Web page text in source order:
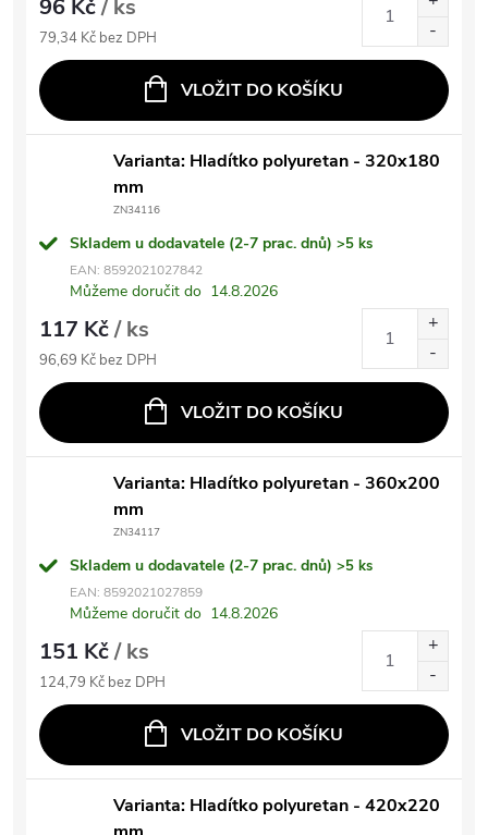
96 Kč/ ks
79,34 Kč bez DPH
VLOŽIT DO KOŠÍKU
Varianta: Hladítko polyuretan - 320x180
mm
ZN34116
Skladem u dodavatele (2-7 prac. dnů) >5 ks
EAN: 8592021027842
Můžeme doručit do 14.8.2026
117 Kč/ ks
96,69 Kč bez DPH
VLOŽIT DO KOŠÍKU
Varianta: Hladítko polyuretan - 360x200
mm
ZN34117
Skladem u dodavatele (2-7 prac. dnů) >5 ks
EAN: 8592021027859
Můžeme doručit do 14.8.2026
151 Kč/ ks
124,79 Kč bez DPH
VLOŽIT DO KOŠÍKU
Varianta: Hladítko polyuretan - 420x220